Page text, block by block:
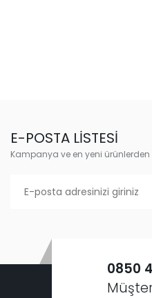
E-POSTA LİSTESİ
Kampanya ve en yeni
0850